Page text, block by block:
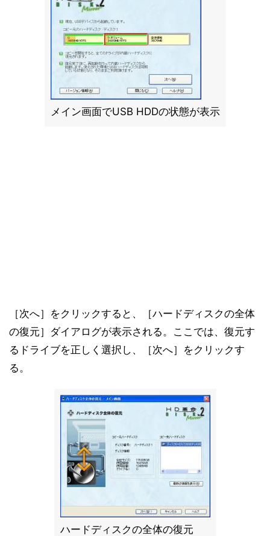
メイン画面でUSB HDDの状態が表示
［次へ］をクリックすると、［ハードディスクの全体
の復元］ダイアログが表示される。ここでは、復元す
るドライブを正しく選択し、［次へ］をクリックす
る。
ハードディスクの全体の復元